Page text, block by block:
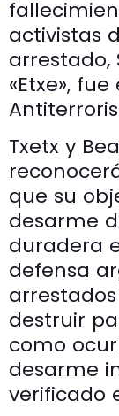
activistas
arrestado,
«Etxe»,
Txetx y
que su
desarme
duradera
defensa
destruir
como
desarme
verificado